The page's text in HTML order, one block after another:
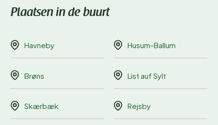
Plaatsen in de buurt
Havneby Husum-Ballum
Brøns List auf Sylt
Skærbæk Rejsby